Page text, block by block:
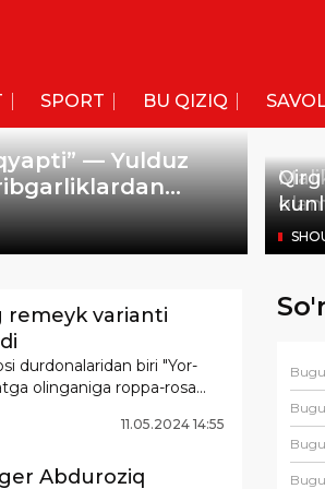
SPORT BU QIZIQ
— Yulduz
11.05.2024 14:55
remeyk varianti
durdonalaridan biri "Yor-
olinganiga roppa-rosa...
Abduroziq